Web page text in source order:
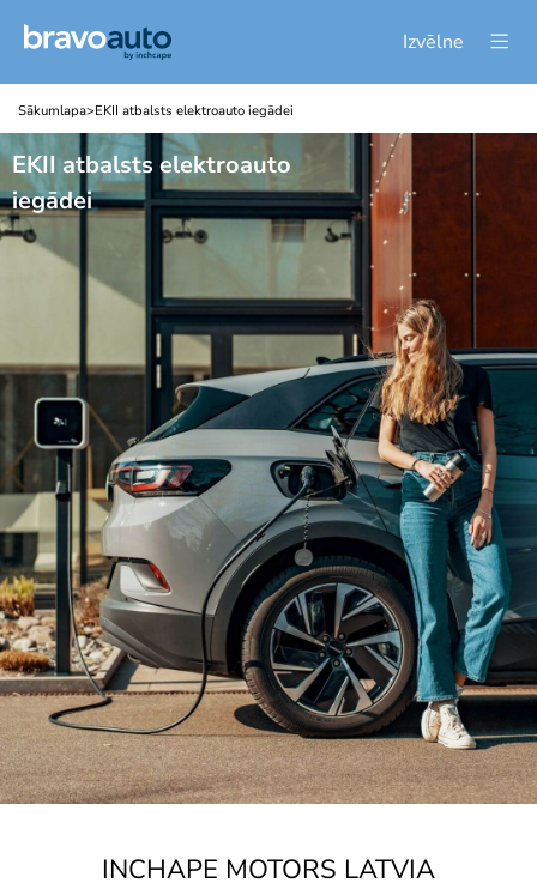
Izvēlne
Sākumlapa>EKII atbalsts elektroauto iegādei
EKII atbalsts elektroauto
iegādei
INCHAPE MOTORS LATVIA